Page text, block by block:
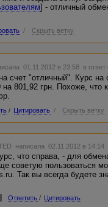
] - отличный
/ Скрыть ветку
01.11.2012 в 23:58 в ответ
счет "отличный". Курс на
на 801,92 грн. Похоже, что
/ Цитировать / Скрыть ветку
написала 02.11.2012 в 14:14
что справа, - для
советую пользоваться
Так вы всегда будете
Ответить / Цитировать